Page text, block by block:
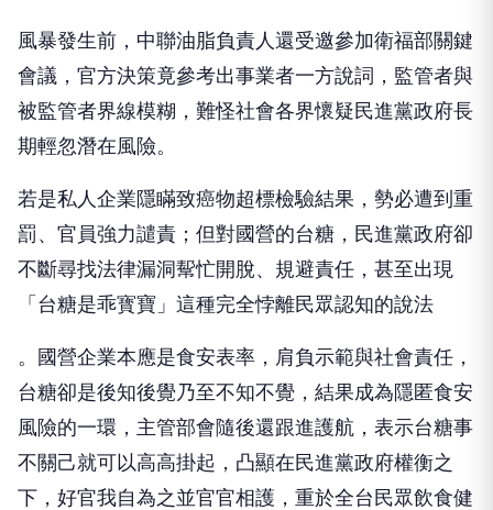
風暴發生前，中聯油脂負責人還受邀參加衛福部關鍵
會議，官方決策竟參考出事業者一方說詞，監管者與
被監管者界線模糊，難怪社會各界懷疑民進黨政府長
期輕忽潛在風險。
若是私人企業隱瞞致癌物超標檢驗結果，勢必遭到重
罰、官員強力譴責；但對國營的台糖，民進黨政府卻
不斷尋找法律漏洞幚忙開脫、規避責任，甚至出現
「台糖是乖寳寶」這種完全悖離民眾認知的說法
。國營企業本應是食安表率，肩負示範與社會責任，
台糖卻是後知後覺乃至不知不覺，結果成為隱匿食安
風險的一環，主管部會隨後還跟進護航，表示台糖事
不關己就可以高高掛起，凸顯在民進黨政府權衡之
下，好官我自為之並官官相護，重於全台民眾飲食健